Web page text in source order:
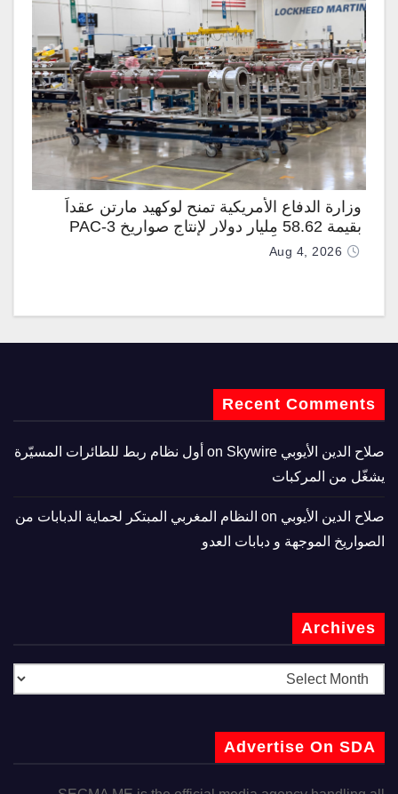
وزارة الدفاع الأمريكية تمنح لوكهيد مارتن عقداً
بقيمة 58.62 مليار دولار لإنتاج صواريخ PAC-3
المطوّرة دعماً لـ “ترسانة الحرية”
Aug 4, 2026
Recent Comments
صلاح الدين الأيوبي
Skywire أول نظام ربط للطائرات المسيّرة
يشغّل من المركبات
صلاح الدين الأيوبي
النظام المغربي المبتكر لحماية الدبابات من
الصواريخ الموجهة و دبابات العدو
Archives
Advertise On SDA